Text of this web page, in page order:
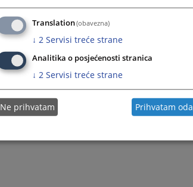
Translation(obavezna)
↓ 2 Servisi treće strane
Analitika o posjećenosti stranica
↓ 2 Servisi treće strane
Ne prihvatam Prihvatam